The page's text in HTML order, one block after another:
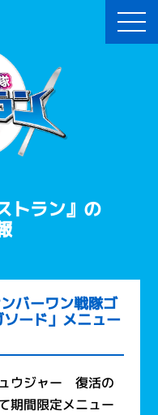
トラン』の
バーワン戦隊ゴ
ード」メニュー
ウジャー 復活の
期間限定メニュー